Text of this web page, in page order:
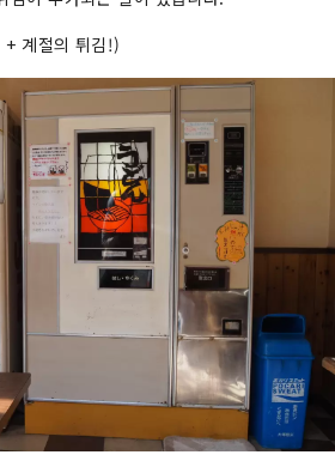
+ 계절의 튀김!)